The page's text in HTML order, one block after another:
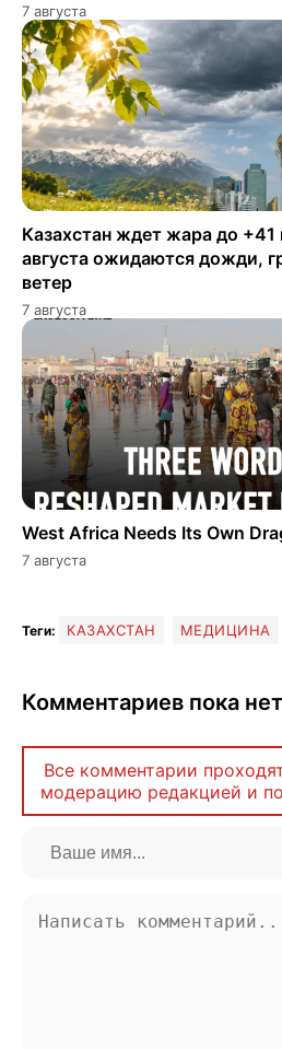
7 августа
Казахстан ждет жара до +41
августа ожидаются дожди,
ветер
7 августа
West Africa Needs Its Own
7 августа
Теги: КАЗАХСТАН МЕДИЦИНА
Комментариев пока нет
Все комментарии
модерацию редакцией и